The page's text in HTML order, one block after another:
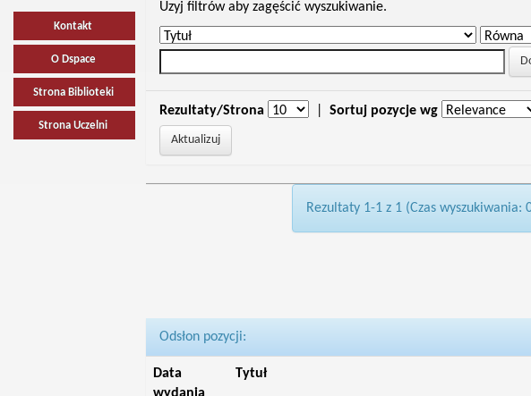
Kontakt
O Dspace
Strona Biblioteki
Strona Uczelni
Uzyj filtrów aby zagęścić wyszukiwanie.
Rezultaty/Strona Sortuj pozycje wg
Rezultaty 1-1 z 1 (Czas wyszukiwania:
Odsłon pozycji:
Data
Tytuł